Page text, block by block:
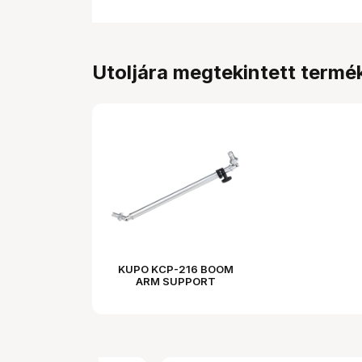
Utoljára megtekintett
KUPO KCP-216 BOOM
ARM SUPPORT